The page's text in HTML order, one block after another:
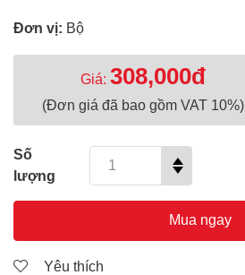
Đơn vị: Bộ
Giá: 308,000đ
(Đơn giá đã bao gồm VAT 10%)
Số
lượng
Mua ngay
Yêu thích